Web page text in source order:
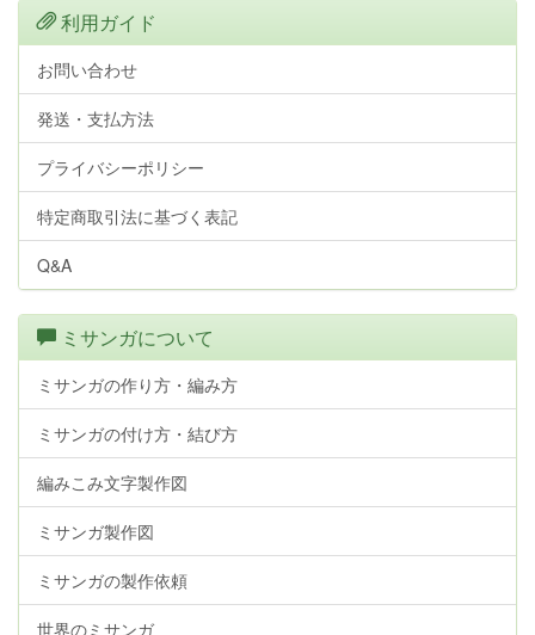
利用ガイド
お問い合わせ
発送・支払方法
プライバシーポリシー
特定商取引法に基づく表記
Q&A
ミサンガについて
ミサンガの作り方・編み方
ミサンガの付け方・結び方
編みこみ文字製作図
ミサンガ製作図
ミサンガの製作依頼
世界のミサンガ